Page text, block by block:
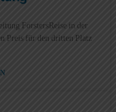
ForstersReise in der
Preis für den dritten Platz